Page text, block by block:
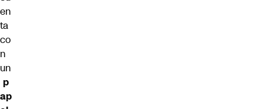
en
ta
co
n
un
p
ap